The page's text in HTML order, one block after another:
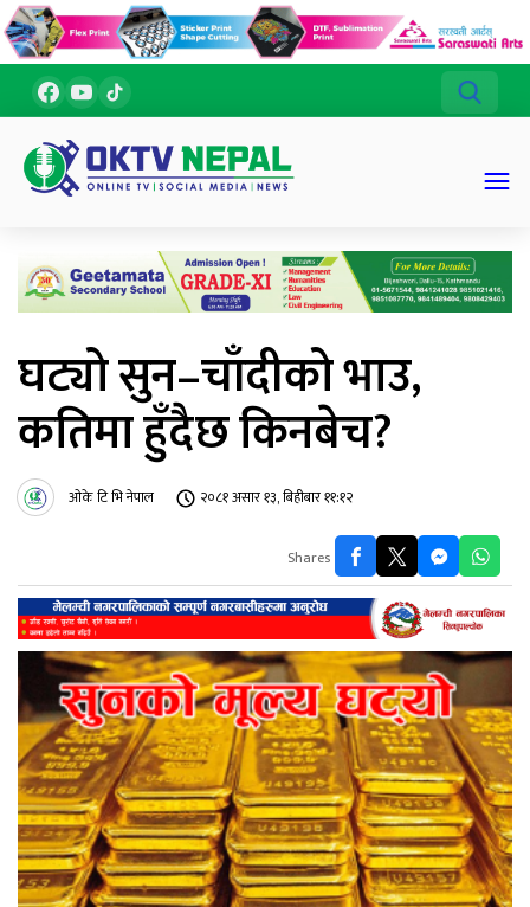
घट्यो सुन–चाँदीको भाउ,
कतिमा हुँदैछ किनबेच?
ओके टि भि नेपाल २०८१ असार १३, बिहीबार ११:१२
Shares